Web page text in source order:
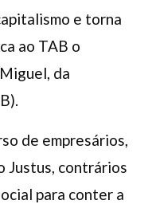
e torna
ao TAB o
da
de empresários,
Justus, contrários
para conter a